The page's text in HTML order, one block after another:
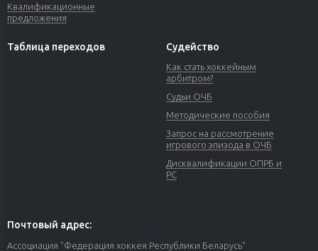
Квалификационные
предложения
Таблица переходов Судейство
Как стать хоккейным
арбитром?
Судьи ОЧБ
Методические пособия
Запрос на рассмотрение
игрового эпизода в ОЧБ
Дисквалификации ОПРБ и
РС
Почтовый адрес:
Ассоциация "Федерация хоккея Республики Беларусь"